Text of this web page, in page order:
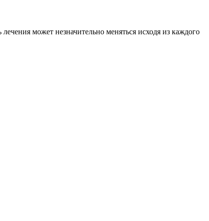
может незначительно меняться исходя из каждого